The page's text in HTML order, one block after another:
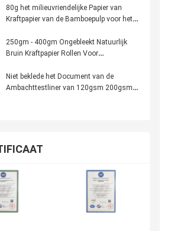
80g het milieuvriendelijke Papier van
Kraftpapier van de Bamboepulp voor het
250gm - 400gm Ongebleekt Natuurlijk
Bruin Kraftpapier Rollen Voor
Niet beklede het Document van de
Ambachttestliner van 120gsm 200gsm